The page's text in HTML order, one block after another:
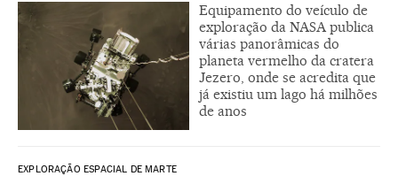
Equipamento do veículo de
exploração da NASA publica
várias panorâmicas do
planeta vermelho da cratera
Jezero, onde se acredita que
já existiu um lago há milhões
de anos
EXPLORAÇÃO ESPACIAL DE MARTE